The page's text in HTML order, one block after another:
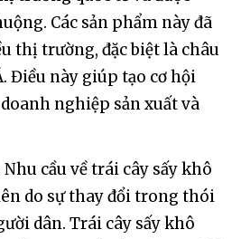
Các sản phẩm này đã
thị trường, đặc biệt là châu
Điều này giúp tạo cơ hội
nghiệp sản xuất và
cầu về trái cây sấy khô
do sự thay đổi trong thói
dân. Trái cây sấy khô